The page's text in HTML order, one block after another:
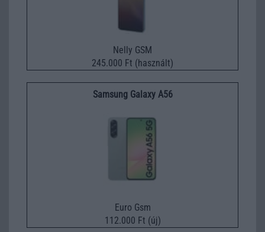
Nelly GSM
245.000 Ft (használt)
Samsung Galaxy A56
Euro Gsm
112.000 Ft (új)